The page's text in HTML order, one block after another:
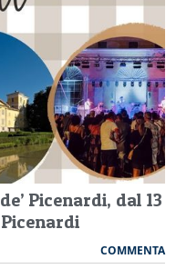
Picenardi, dal 13
COMMENTA